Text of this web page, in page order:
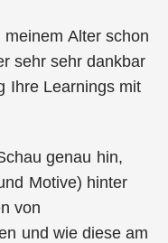
Alter schon
sehr sehr dankbar
Ihre Learnings mit
genau hin,
Motive) hinter
von
und wie diese am